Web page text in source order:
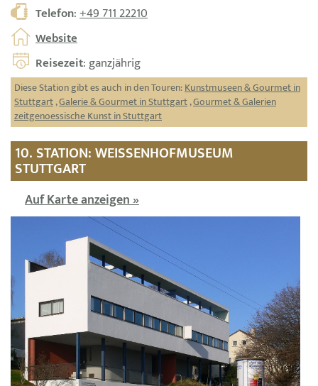
Telefon:+49 711 22210
Website
Reisezeit: ganzjährig
Diese Station gibt es auch in den Touren:Kunstmuseen & Gourmet in
Stuttgart,Galerie & Gourmet in Stuttgart,Gourmet & Galerien
zeitgenoessische Kunst in Stuttgart
10. STATION: WEISSENHOFMUSEUM
STUTTGART
Auf Karte anzeigen »